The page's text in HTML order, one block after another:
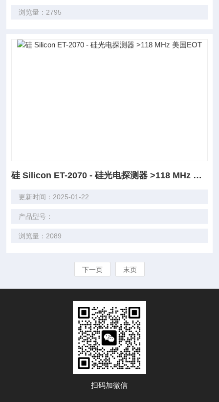
浏览量：2795
硅 Silicon ET-2070 - 硅光电探测器 >118 MHz 美国EOT
更新时间：2025-01-22
产品型号：
浏览量：2089
下一页 末页
扫码加微信